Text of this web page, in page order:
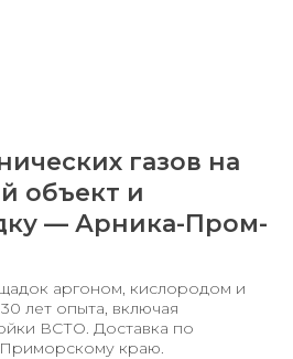
газов на
объект и
— Арника-Пром-
аргоном, кислородом и
лет опыта, включая
ВСТО. Доставка по
краю.